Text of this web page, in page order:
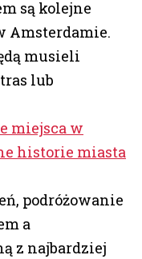
są kolejne
Amsterdamie.
musieli
lub
miejsca w
historie miasta
podróżowanie
a
z najbardziej